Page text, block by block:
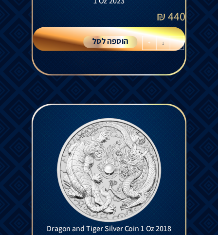
440
₪
-
+ הוספה לסל
Dragon and Tiger Silver Coin 1 Oz 2018